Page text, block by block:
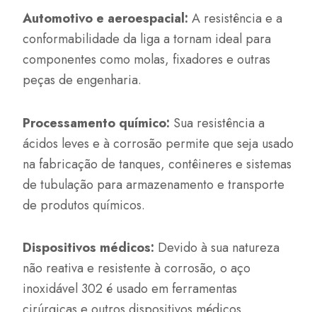
Automotivo e aeroespacial: A resistência e a
conformabilidade da liga a tornam ideal para
componentes como molas, fixadores e outras
peças de engenharia.
Processamento químico: Sua resistência a
ácidos leves e à corrosão permite que seja usado
na fabricação de tanques, contêineres e sistemas
de tubulação para armazenamento e transporte
de produtos químicos.
Dispositivos médicos: Devido à sua natureza
não reativa e resistente à corrosão, o aço
inoxidável 302 é usado em ferramentas